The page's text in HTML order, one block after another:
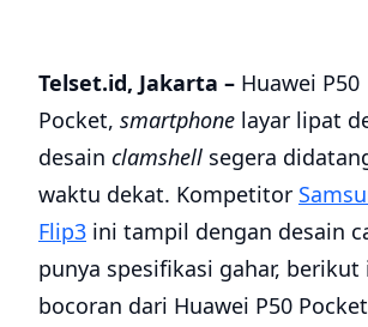
Telset.id, Jakarta – Huawei P50
Pocket, smartphone layar lipat
desain clamshell segera
waktu dekat. Kompetitor
Flip3 ini tampil dengan desain
punya spesifikasi gahar,
bocoran dari Huawei P50